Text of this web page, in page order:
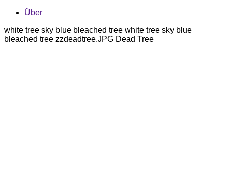
Über
white tree sky blue bleached tree white tree sky blue
bleached tree zzdeadtree.JPG Dead Tree